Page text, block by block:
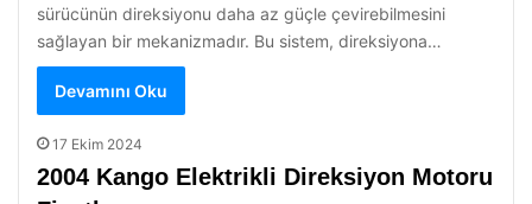
sürücünün direksiyonu daha az güçle çevirebilmesini
sağlayan bir mekanizmadır. Bu sistem, direksiyona…
Devamını Oku
17 Ekim 2024
2004 Kango Elektrikli Direksiyon Motoru